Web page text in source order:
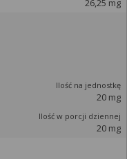
26,25 mg
20 mg
20 mg